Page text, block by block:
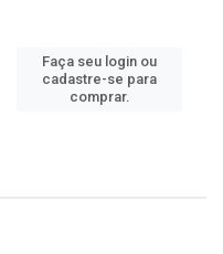
Faça seu login ou
cadastre-se para
comprar.